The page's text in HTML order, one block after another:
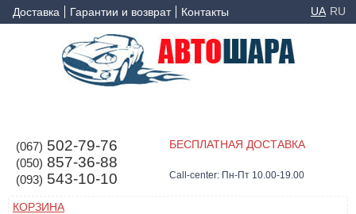
Доставка Гарантии и возврат Контакты UA RU
(067) 502-79-76
(050) 857-36-88
(093) 543-10-10
БЕСПЛАТНАЯ ДОСТАВКА
Call-center: Пн-Пт 10.00-19.00
КОРЗИНА